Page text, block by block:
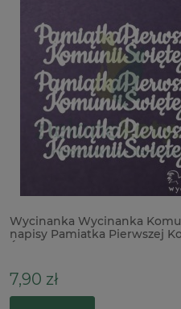
Wycinanka Wycinanka
napisy Pamiatka Pierwszej
Św. x
7,90 zł